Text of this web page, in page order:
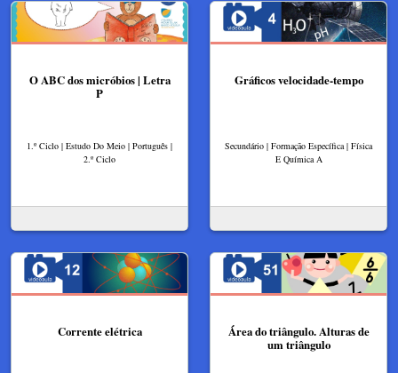
O ABC dos micróbios | Letra
P
1.º Ciclo | Estudo Do Meio | Português |
2.º Ciclo
Gráficos velocidade-tempo
Secundário | Formação Específica | Física
E Química A
Corrente elétrica
Área do triângulo. Alturas de
um triângulo